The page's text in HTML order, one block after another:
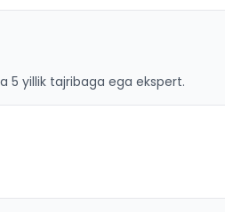
5 yillik tajribaga ega ekspert.